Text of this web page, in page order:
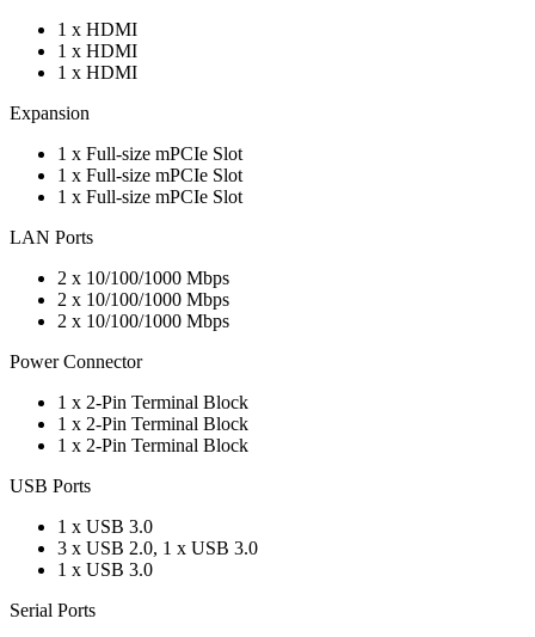
1 x HDMI
1 x HDMI
1 x HDMI
Expansion
1 x Full-size mPCIe Slot
1 x Full-size mPCIe Slot
1 x Full-size mPCIe Slot
LAN Ports
2 x 10/100/1000 Mbps
2 x 10/100/1000 Mbps
2 x 10/100/1000 Mbps
Power Connector
1 x 2-Pin Terminal Block
1 x 2-Pin Terminal Block
1 x 2-Pin Terminal Block
USB Ports
1 x USB 3.0
3 x USB 2.0, 1 x USB 3.0
1 x USB 3.0
Serial Ports